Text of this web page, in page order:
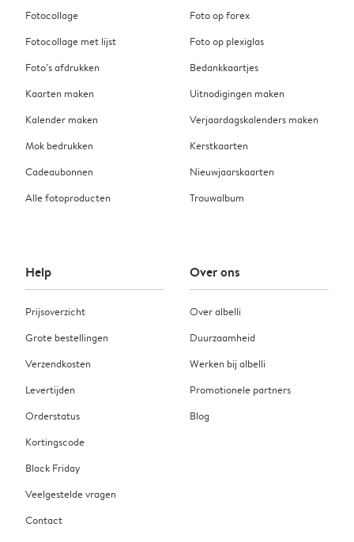
Fotocollage
Fotocollage met lijst
Foto’s afdrukken
Kaarten maken
Kalender maken
Mok bedrukken
Cadeaubonnen
Alle fotoproducten
Foto op forex
Foto op plexiglas
Bedankkaartjes
Uitnodigingen maken
Verjaardagskalenders maken
Kerstkaarten
Nieuwjaarskaarten
Trouwalbum
Help
Prijsoverzicht
Grote bestellingen
Verzendkosten
Levertijden
Orderstatus
Kortingscode
Black Friday
Veelgestelde vragen
Contact
Over ons
Over albelli
Duurzaamheid
Werken bij albelli
Promotionele partners
Blog